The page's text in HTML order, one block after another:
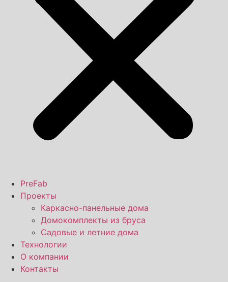
PreFab
Проекты
Каркасно-панельные дома
Домокомплекты из бруса
Садовые и летние дома
Технологии
О компании
Контакты